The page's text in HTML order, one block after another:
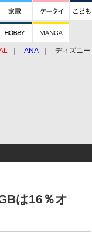
ANA ディズニー
は16％オ